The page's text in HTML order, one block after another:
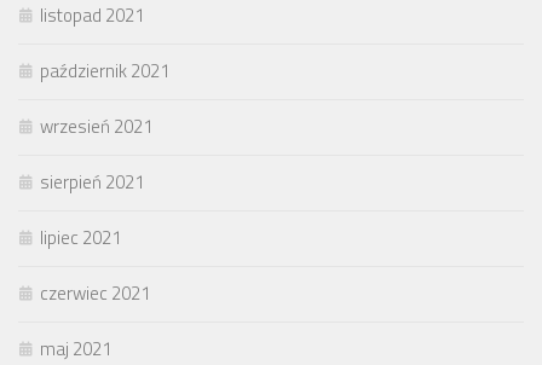
listopad 2021
październik 2021
wrzesień 2021
sierpień 2021
lipiec 2021
czerwiec 2021
maj 2021